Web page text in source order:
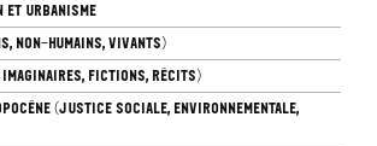
ET URBANISME
NON-HUMAINS, VIVANTS)
IMAGINAIRES, FICTIONS, RÉCITS)
(JUSTICE SOCIALE, ENVIRONNEMENTALE,